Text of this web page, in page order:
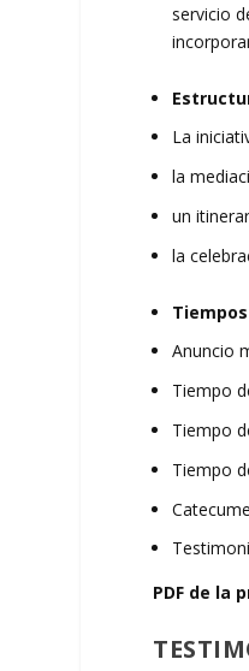
servicio
La
la
un
la
Anuncio
Tiempo
Tiempo
Tiempo
PDF de la